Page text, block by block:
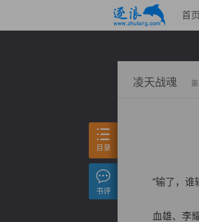
首页
凌天战魂
“输了，谁
血雄、李耀
目录
书评